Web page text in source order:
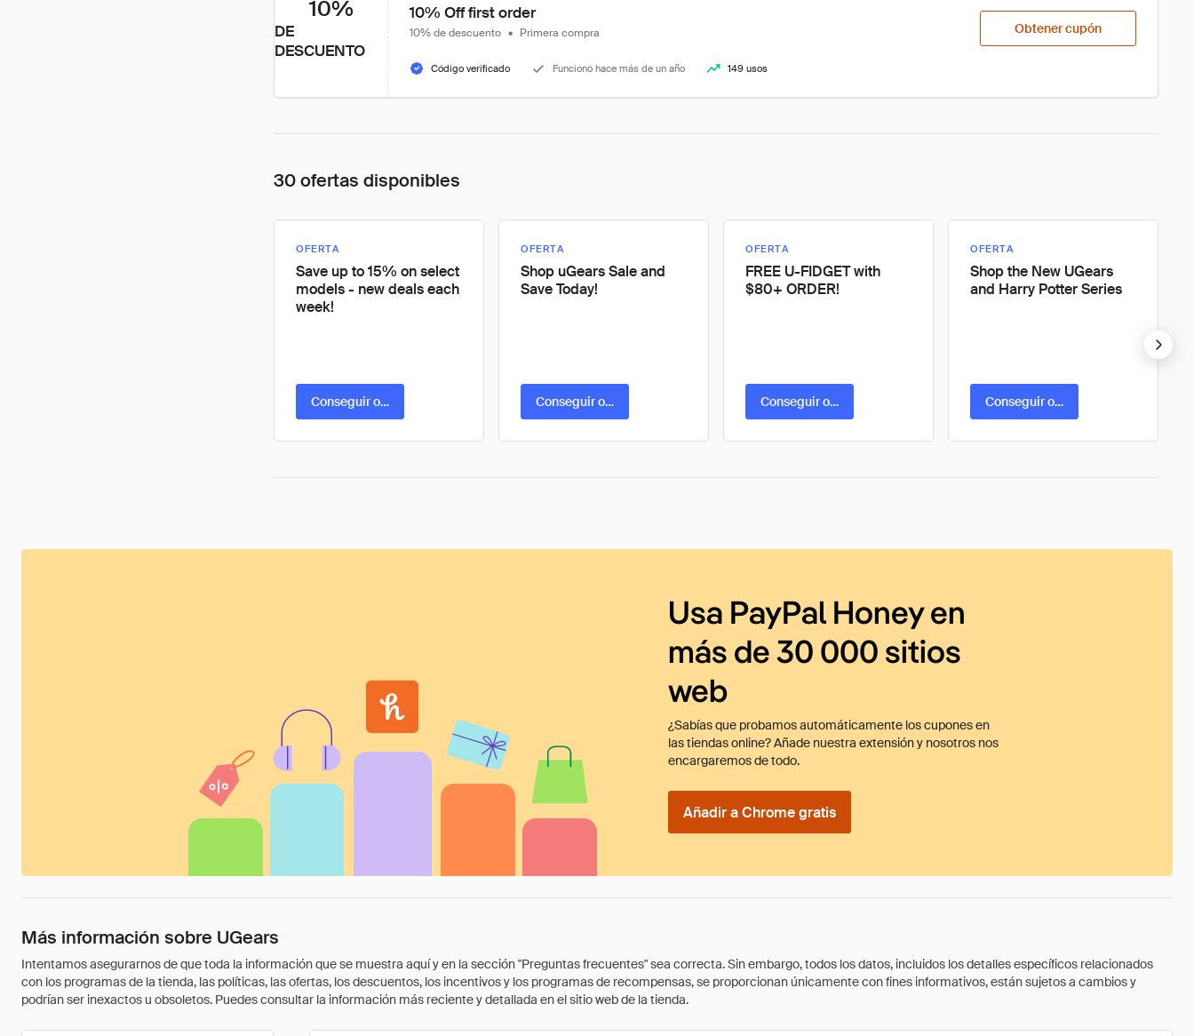
10%
DE
DESCUENTO
10% Off first order
10% de descuento • Primera compra
Código verificado Funcionó hace más de un año 149 usos
Obtener cupón
30 ofertas disponibles
OFERTA
Save up to 15% on select
models - new deals each
week!
Conseguir oferta
OFERTA
Shop uGears Sale and
Save Today!
Conseguir oferta
OFERTA
FREE U-FIDGET with
$80+ ORDER!
Conseguir oferta
OFERTA
Shop the New UGears
and Harry Potter Series
Conseguir oferta
Usa PayPal Honey en
más de 30 000 sitios
web
¿Sabías que probamos automáticamente los cupones en
las tiendas online? Añade nuestra extensión y nosotros nos
encargaremos de todo.
Añadir a Chrome gratis
Más información sobre UGears
Intentamos asegurarnos de que toda la información que se muestra aquí y en la sección "Preguntas frecuentes" sea correcta. Sin embargo, todos los datos, incluidos los detalles específicos relacionados
con los programas de la tienda, las políticas, las ofertas, los descuentos, los incentivos y los programas de recompensas, se proporcionan únicamente con fines informativos, están sujetos a cambios y
podrían ser inexactos u obsoletos. Puedes consultar la información más reciente y detallada en el sitio web de la tienda.